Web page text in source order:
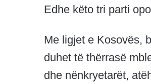
Edhe këto tri parti
Me ligjet e Kosovës,
duhet të thërrasë
dhe nënkryetarët,